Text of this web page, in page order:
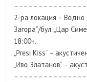
2-ра локация – Водно
Загора“/бул. „Цар
18:00ч.
„Presi Kiss“ –
„Иво Златанов“ –